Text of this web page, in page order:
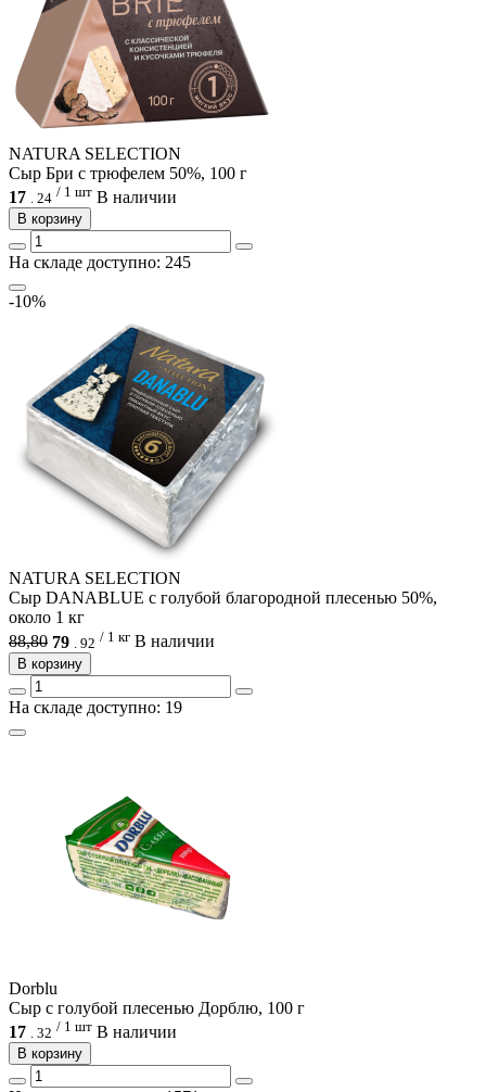
NATURA SELECTION
Сыр Бри с трюфелем 50%, 100 г
17 . 24 / 1 шт В наличии
В корзину
На складе доступно: 245
-10%
NATURA SELECTION
Сыр DANABLUE с голубой благородной плесенью 50%,
около 1 кг
88,80 79 92 / 1 кг В наличии
В корзину
На складе доступно: 19
Dorblu
Сыр с голубой плесенью Дорблю, 100 г
17
32 / 1 шт В наличии
В корзину